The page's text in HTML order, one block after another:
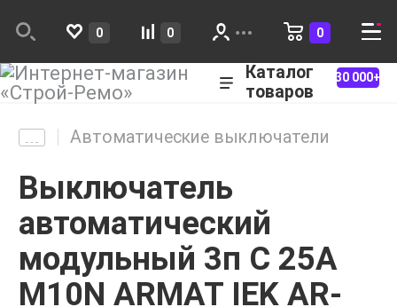
0 0 0
Каталог
товаров
30 000+
Автоматические выключатели
Выключатель
автоматический
модульный 3п C 25А
M10N ARMAT IEK AR-